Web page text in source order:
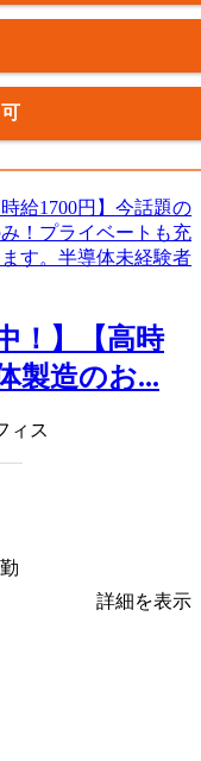
！】【高時
製造のお...
ィス
詳細を表示